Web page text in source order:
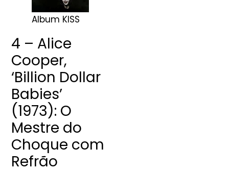
Album KISS
4 – Alice
Cooper,
‘Billion Dollar
Babies’
(1973): O
Mestre do
Choque com
Refrão